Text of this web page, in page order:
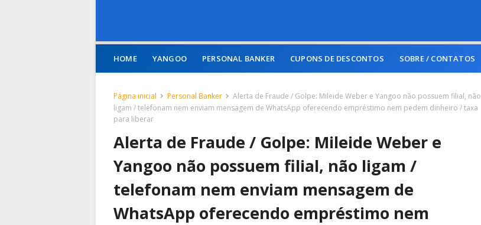
HOME YANGOO PERSONAL BANKER CUPONS DE DESCONTOS SOBRE / CONTATOS
Página inicial Personal Banker
Alerta de Fraude / Golpe: Mileide Weber e Yangoo não possuem filial, não
ligam / telefonam nem enviam mensagem de WhatsApp oferecendo empréstimo nem pedem dinheiro / taxa
para liberar
Alerta de Fraude / Golpe: Mileide Weber e
Yangoo não possuem filial, não ligam /
telefonam nem enviam mensagem de
WhatsApp oferecendo empréstimo nem